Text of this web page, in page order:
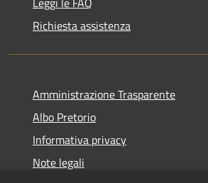
Richiesta assistenza
Amministrazione Trasparente
Albo Pretorio
Informativa privacy
Note legali